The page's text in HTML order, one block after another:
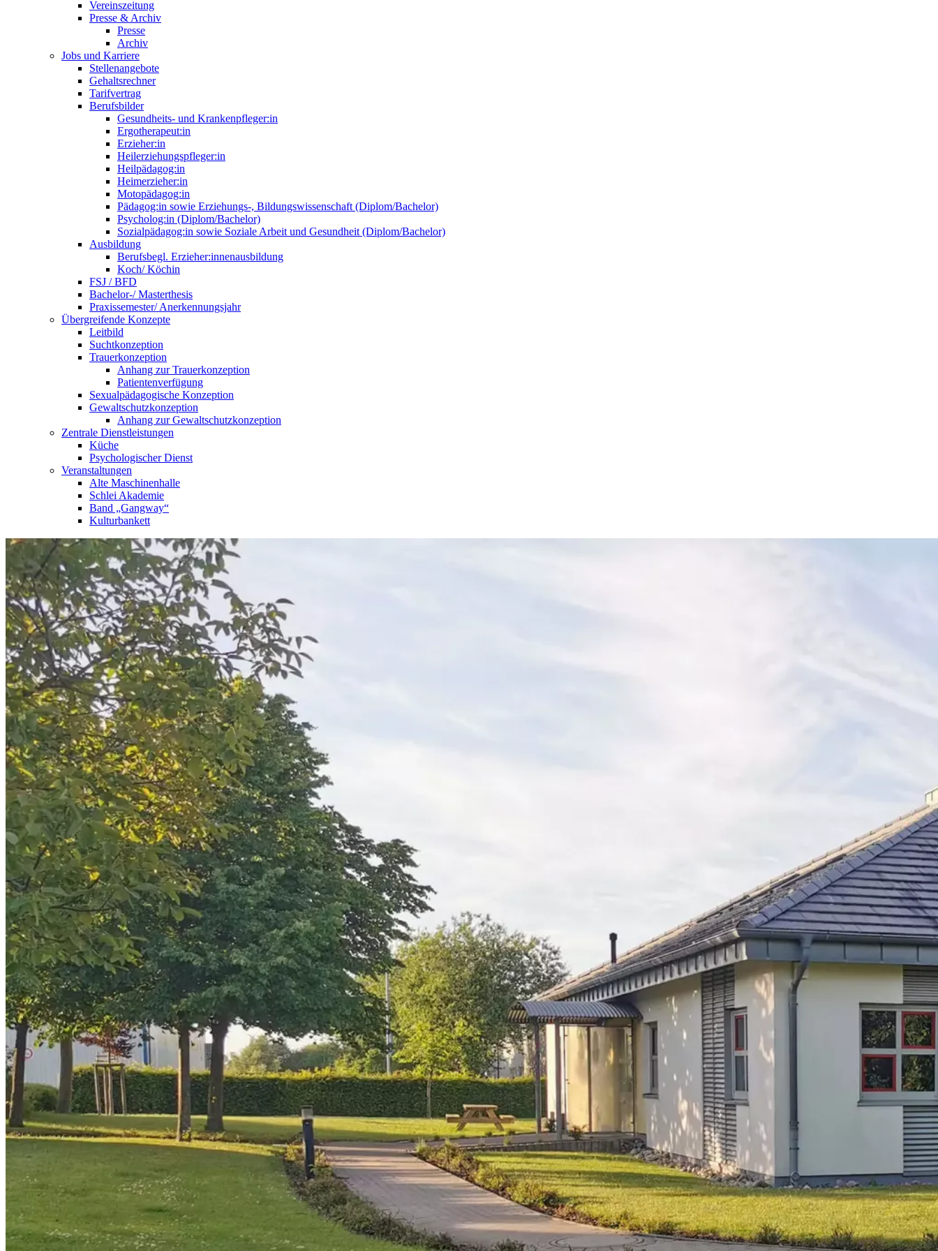
Vereinszeitung
Presse & Archiv
Presse
Archiv
Jobs und Karriere
Stellenangebote
Gehaltsrechner
Tarifvertrag
Berufsbilder
Gesundheits- und Krankenpfleger:in
Ergotherapeut:in
Erzieher:in
Heilerziehungspfleger:in
Heilpädagog:in
Heimerzieher:in
Motopädagog:in
Pädagog:in sowie Erziehungs-, Bildungswissenschaft (Diplom/Bachelor)
Psycholog:in (Diplom/Bachelor)
Sozialpädagog:in sowie Soziale Arbeit und Gesundheit (Diplom/Bachelor)
Ausbildung
Berufsbegl. Erzieher:innenausbildung
Koch/ Köchin
FSJ / BFD
Bachelor-/ Masterthesis
Praxissemester/ Anerkennungsjahr
Übergreifende Konzepte
Leitbild
Suchtkonzeption
Trauerkonzeption
Anhang zur Trauerkonzeption
Patientenverfügung
Sexualpädagogische Konzeption
Gewaltschutzkonzeption
Anhang zur Gewaltschutzkonzeption
Zentrale Dienstleistungen
Küche
Psychologischer Dienst
Veranstaltungen
Alte Maschinenhalle
Schlei Akademie
Band „Gangway“
Kulturbankett